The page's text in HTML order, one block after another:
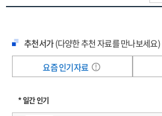
추천서가(다양한 추천 자료를 만나보세요)
요즘 인기자료
* 일간 인기